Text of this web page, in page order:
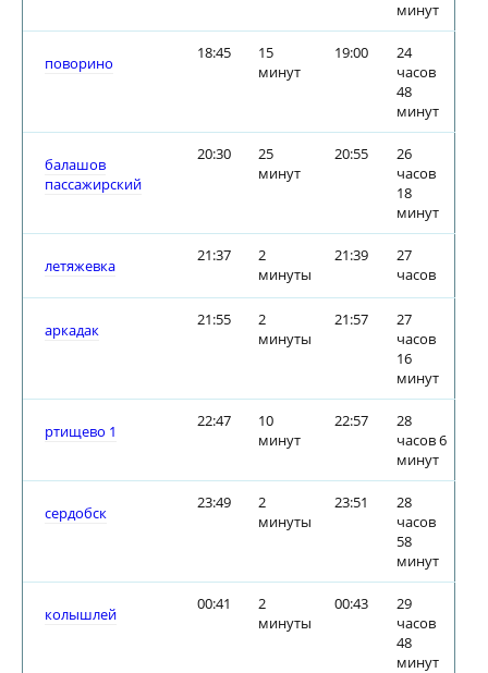
минут
поворино
18:45
15
минут
19:00
24
часов
48
минут
балашов
пассажирский
20:30
25
минут
20:55
26
часов
18
минут
летяжевка
21:37
2
минуты
21:39
27
часов
аркадак
21:55
2
минуты
21:57
27
часов
16
минут
ртищево 1
22:47
10
минут
22:57
28
часов 6
минут
сердобск
23:49
2
минуты
23:51
28
часов
58
минут
колышлей
00:41
2
минуты
00:43
29
часов
48
минут